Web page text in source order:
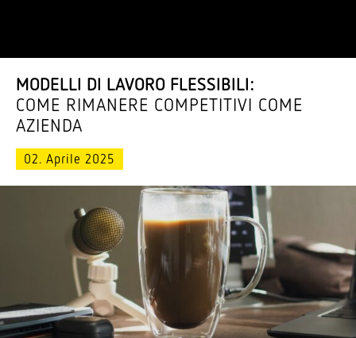
MODELLI DI LAVORO FLESSIBILI:
COME RIMANERE COMPE­TITIVI COME
AZIENDA
02. Aprile 2025